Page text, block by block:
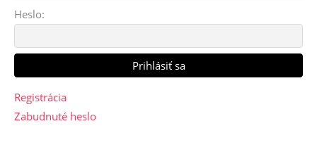
Heslo:
Registrácia
Zabudnuté heslo